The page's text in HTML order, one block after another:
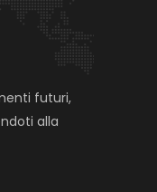
futuri,
alla